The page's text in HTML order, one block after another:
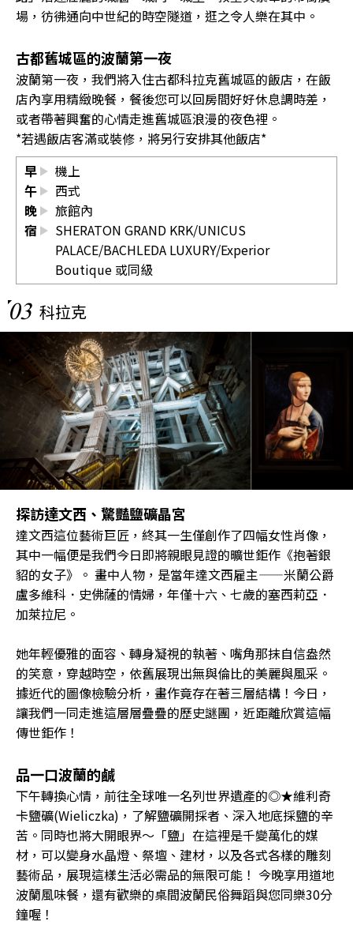
場，彷彿通向中世紀的時空隧道，逛之令人樂在其中。
古都舊城區的波蘭第一夜
波蘭第一夜，我們將入住古都科拉克舊城區的飯店，在飯
店內享用精緻晚餐，餐後您可以回房間好好休息調時差，
或者帶著興奮的心情走進舊城區浪漫的夜色裡。
*若遇飯店客滿或裝修，將另行安排其他飯店*
早
機上
午
西式
晚
旅館內
宿
SHERATON GRAND KRK/UNICUS
PALACE/BACHLEDA LUXURY/Experior
Boutique 或同級
03 科拉克
探訪達文西、驚豔鹽礦晶宮
達文西這位藝術巨匠，終其一生僅創作了四幅女性肖像，
其中一幅便是我們今日即將親眼見證的曠世鉅作《抱著銀
貂的女子》。 畫中人物，是當年達文西雇主——米蘭公爵
盧多維科．史佛薩的情婦，年僅十六、七歲的塞西莉亞．
加萊拉尼。
她年輕優雅的面容、轉身凝視的執著、嘴角那抹自信盎然
的笑意，穿越時空，依舊展現出無與倫比的美麗與風采。
據近代的圖像檢驗分析，畫作竟存在著三層結構！今日，
讓我們一同走進這層層疊疊的歷史謎團，近距離欣賞這幅
傳世鉅作！
品一口波蘭的鹹
下午轉換心情，前往全球唯一名列世界遺產的◎★維利奇
卡鹽礦(Wieliczka)，了解鹽礦開採者、深入地底採鹽的辛
苦。同時也將大開眼界～「鹽」在這裡是千變萬化的媒
材，可以變身水晶燈、祭壇、建材，以及各式各樣的雕刻
藝術品，展現這樣生活必需品的無限可能！ 今晚享用道地
波蘭風味餐，還有歡樂的桌間波蘭民俗舞蹈與您同樂30分
鐘喔！